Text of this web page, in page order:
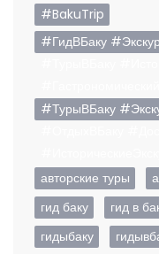
#BakuTrip
#ГидВБаку
#ТурыВБаку
авторские туры
гид баку
гид в
гидыбаку